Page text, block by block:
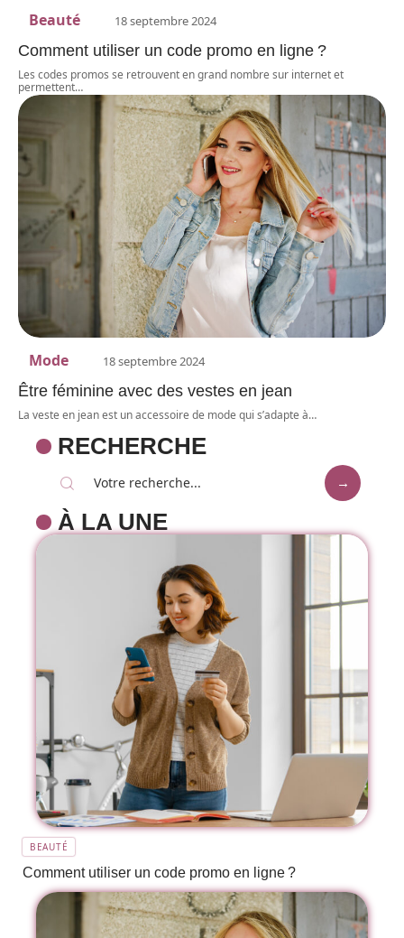
Beauté 18 septembre 2024
Comment utiliser un code promo en ligne ?
Les codes promos se retrouvent en grand nombre sur internet et
permettent…
Mode 18 septembre 2024
Être féminine avec des vestes en jean
La veste en jean est un accessoire de mode qui s’adapte à…
RECHERCHE
À LA UNE
BEAUTÉ
Comment utiliser un code promo en ligne ?